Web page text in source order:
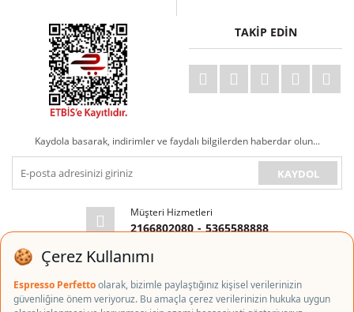
TAKİP EDİN
Kaydola basarak, indirimler ve faydalı bilgilerden haberdar olun...
KAYDOL
Müşteri Hizmetleri
2166802080 - 5365588888
E-posta Adresi